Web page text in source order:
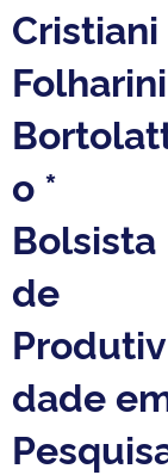
Cristiani
Folharini
o *
Bolsista
de
dade